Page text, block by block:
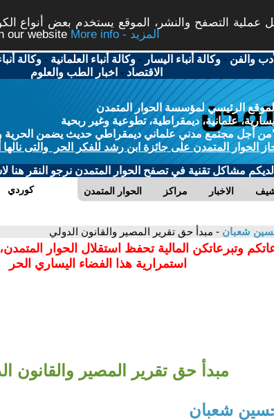
عملية التصفح والنشر، الموقع يستخدم بعض أنواع
our website
More info - المزيد
والفن -وكالة أنباء اليسار -وكالة أنباء العلمانية -وكالة
الاقتصاد - اخبار الطب والعلوم
الرئيسي لمؤسسة الحوار المتمدن
علمانية، ديمقراطية، تطوعية وغير ربحية
أجل مجتمع مدني علماني ديمقراطي حديث يضمن الحرية
الحوار المتمدن على جائزة ابن رشد للفكر الحر والتى نالها
لديكم مشاكل تقنية في تصفح الحوار المتمدن نرجو النقر هنا
الحوار المتمدن مراكز الاخبار كوردي
شعبان - مبدأ حق تقرير المصير والقانون الدولي
وتبرعاتكن المالية تحفظ استقلال الحوار
استمرارية هذا الفضاء اليساري الحر
مبدأ حق تقرير المصير والقانون
شعبان